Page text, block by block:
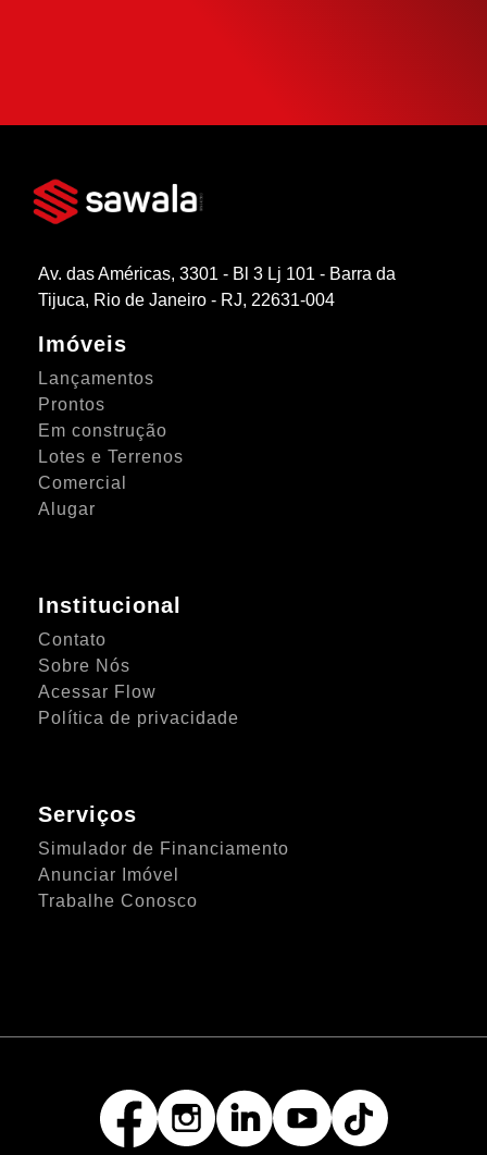
Av. das Américas, 3301 - Bl 3 Lj 101 - Barra da
Tijuca, Rio de Janeiro - RJ, 22631-004
Imóveis
Lançamentos
Prontos
Em construção
Lotes e Terrenos
Comercial
Alugar
Institucional
Contato
Sobre Nós
Acessar Flow
Política de privacidade
Serviços
Simulador de Financiamento
Anunciar Imóvel
Trabalhe Conosco